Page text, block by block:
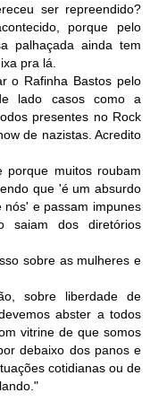
ser repreendido?
porque pelo
palhaçada ainda tem
pra lá.
o Rafinha Bastos pelo
lado casos como a
presentes no Rock
de nazistas. Acredito
porque muitos roubam
que 'é um absurdo
nós' e passam impunes
saiam dos diretórios
sobre as mulheres e
sobre liberdade de
abster a todos
vitrine de que somos
debaixo dos panos e
cotidianas ou de